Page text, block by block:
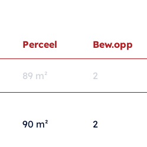
inbegrepen
autostaanplaats
Perceel Bew.opp
89 m² 2
90 m² 2